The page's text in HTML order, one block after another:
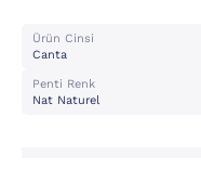
Ürün Cinsi
Canta
Penti Renk
Nat Naturel